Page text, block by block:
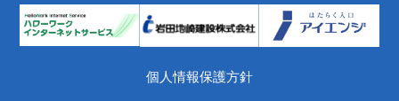
個人情報保護方針